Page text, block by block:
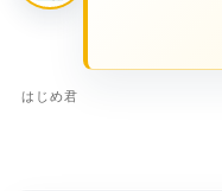
はじめ君